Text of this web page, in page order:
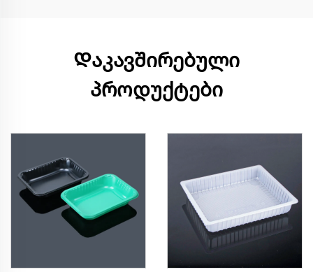
Დაკავშირებული
პროდუქტები